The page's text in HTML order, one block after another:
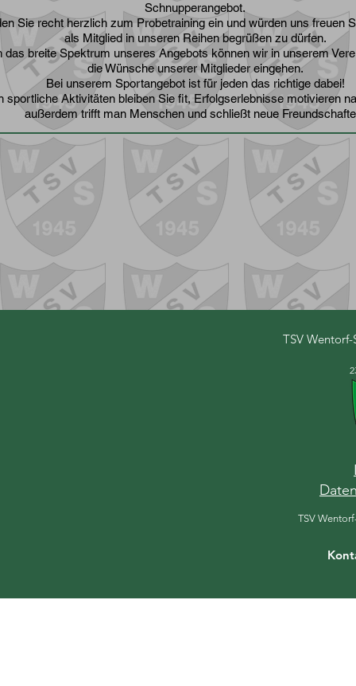
Schnupperangebot.
Sie recht herzlich zum Probetraining ein und würden uns freuen
als Mitglied in unseren Reihen begrüßen zu dürfen.
das breite Spektrum unseres Angebots können wir in unserem
die Wünsche unserer Mitglieder eingehen.
Bei unserem Sportangebot ist für jeden das richtige dabei!
sportliche Aktivitäten bleiben Sie fit, Erfolgserlebnisse motivieren
außerdem trifft man Menschen und schließt neue
TSV Wentorf-
TSV